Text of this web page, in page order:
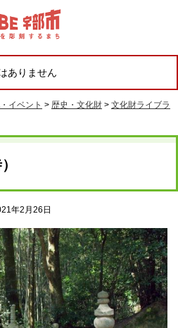
ありません
イベント > 歴史・文化財 > 文化財ライブラ
年2月26日